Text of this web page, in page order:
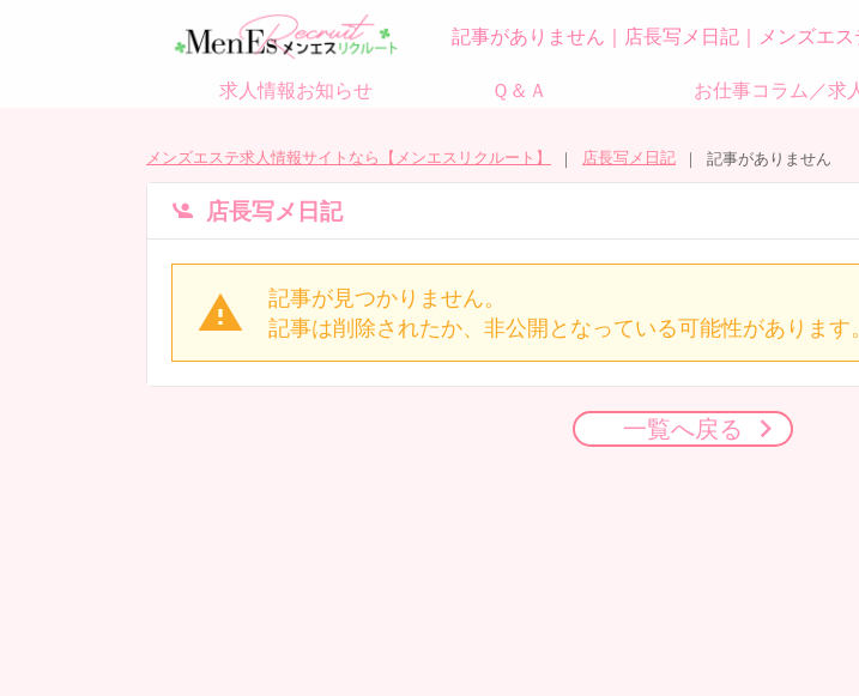
記事がありません｜店長写メ日記｜メンズエ
求人情報お知らせ Ｑ＆Ａ お仕事コラム／求
メンズエステ求人情報サイトなら【メンエスリクルート】 店長写メ日記 記事がありません
店長写メ日記
記事が見つかりません。
記事は削除されたか、非公開となっている可能性があります
一覧へ戻る